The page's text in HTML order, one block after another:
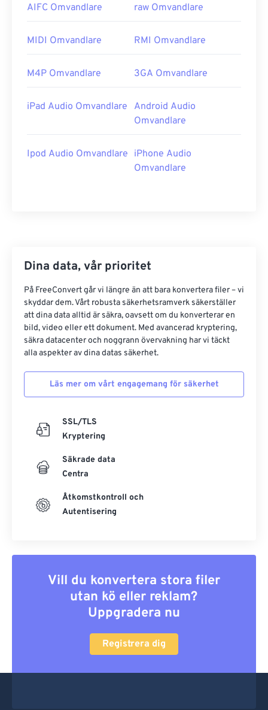
AIFC Omvandlare raw Omvandlare
MIDI Omvandlare RMI Omvandlare
M4P Omvandlare 3GA Omvandlare
iPad Audio Omvandlare
Android Audio
Omvandlare
Ipod Audio Omvandlare iPhone Audio
Omvandlare
Dina data, vår prioritet
På FreeConvert går vi längre än att bara konvertera filer – vi
skyddar dem. Vårt robusta säkerhetsramverk säkerställer
att dina data alltid är säkra, oavsett om du konverterar en
bild, video eller ett dokument. Med avancerad kryptering,
säkra datacenter och noggrann övervakning har vi täckt
alla aspekter av dina datas säkerhet.
Läs mer om vårt engagemang för säkerhet
SSL/TLS
Kryptering
Säkrade data
Centra
Åtkomstkontroll och
Autentisering
Vill du konvertera stora filer
utan kö eller reklam?
Uppgradera nu
Registrera dig